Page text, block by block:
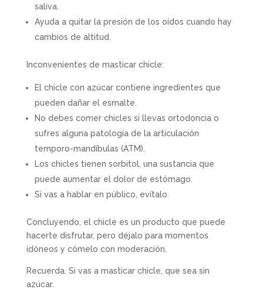
saliva.
Ayuda a quitar la presión de los oídos cuando hay
cambios de altitud.
Inconvenientes de masticar chicle:
El chicle con azúcar contiene ingredientes que
pueden dañar el esmalte.
No debes comer chicles si llevas ortodoncia o
sufres alguna patología de la articulación
temporo-mandíbulas (ATM).
Los chicles tienen sorbitol, una sustancia que
puede aumentar el dolor de estómago.
Si vas a hablar en público, evítalo.
Concluyendo, el chicle es un producto que puede
hacerte disfrutar, pero déjalo para momentos
idóneos y cómelo con moderación.
Recuerda. Si vas a masticar chicle, que sea sin
azúcar.